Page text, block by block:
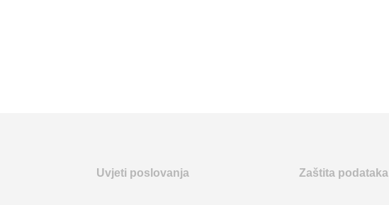
Uvjeti poslovanja Zaštita podataka